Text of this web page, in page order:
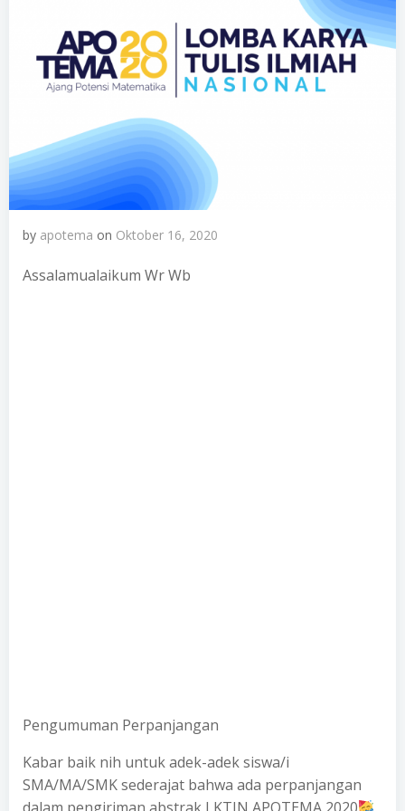
by apotema on Oktober 16, 2020
Assalamualaikum Wr Wb
Pengumuman Perpanjangan
Kabar baik nih untuk adek-adek siswa/i
SMA/MA/SMK sederajat bahwa ada perpanjangan